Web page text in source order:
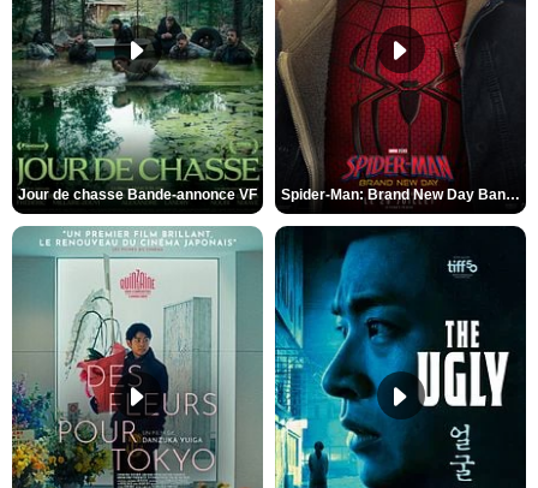
Jour de chasse Bande-annonce VF Spider-Man: Brand New Day Bande-annonce (3) VO STFR